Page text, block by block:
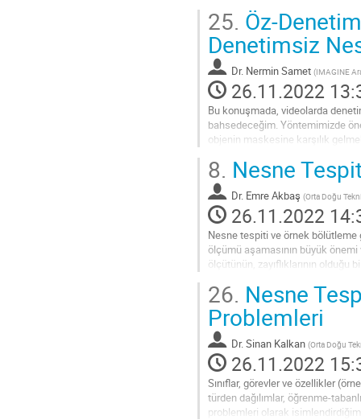
Go
contribution
page
25. Öz-
Denetimsiz
Dr. Nermin Samet (IMAGINE
26.11.2022
Bu konuşmada, videolarda
bahsedeceğim. Yöntemimizde
objenin maskesine karşılık
Go
to
contribution
page
8. Nesne
Dr. Emre Akbaş (Orta Doğu
26.11.2022
Nesne tespiti ve örnek
ölçümü aşamasının büyük önemi
ölçütünün, zayıflıklarının olduğu
Go
to
contribution
page
26. Nesne
Problemleri
Dr. Sinan Kalkan (Orta Doğu
26.11.2022
Sınıflar, görevler ve özellikler
türden dağılımlar, öğrenme-
problemleri olarak